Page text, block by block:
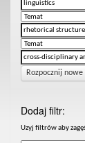
Rozpocznij
Dodaj filtr:
Uzyj filtrów aby